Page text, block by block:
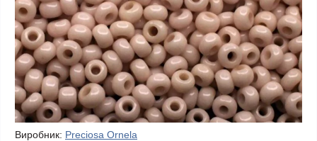
Виробник: Preciosa Ornela